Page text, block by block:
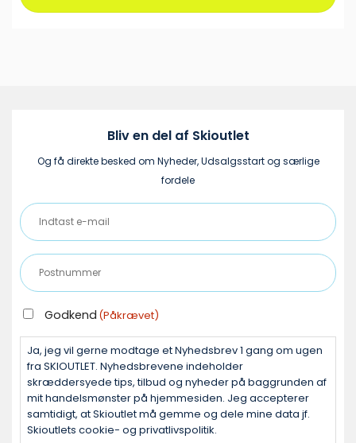
Bliv en del af Skioutlet
Og få direkte besked om Nyheder, Udsalgsstart og særlige
fordele
Indtast
e-
mail
(Påkrævet)
Postnummer
(Påkrævet)
GODKEND
(PÅKRÆVET)
Godkend (Påkrævet)
Ja, jeg vil gerne modtage et Nyhedsbrev 1 gang om ugen
fra SKIOUTLET. Nyhedsbrevene indeholder
skræddersyede tips, tilbud og nyheder på baggrunden af
mit handelsmønster på hjemmesiden. Jeg accepterer
samtidigt, at Skioutlet må gemme og dele mine data jf.
Skioutlets cookie- og privatlivspolitik.